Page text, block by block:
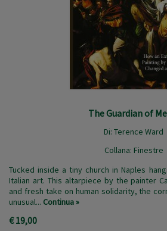
The Guardian of
Di: Terence Ward
Collana: Finestre
Tucked inside a tiny church in Naples
Italian art. This altarpiece by the painter
and fresh take on human solidarity, the
unusual... Continua »
€ 19,00